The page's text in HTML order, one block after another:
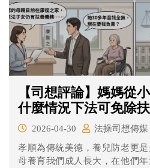
【司想評論】媽媽從
什麼情況下法可免除
2026-04-30
法操司想傳媒
孝順為傳統美德，養兒防老更
母養育我們成人長大，在他們